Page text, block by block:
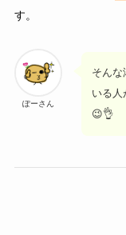
す。
ぽーさん
そんな
いる人
😉👌